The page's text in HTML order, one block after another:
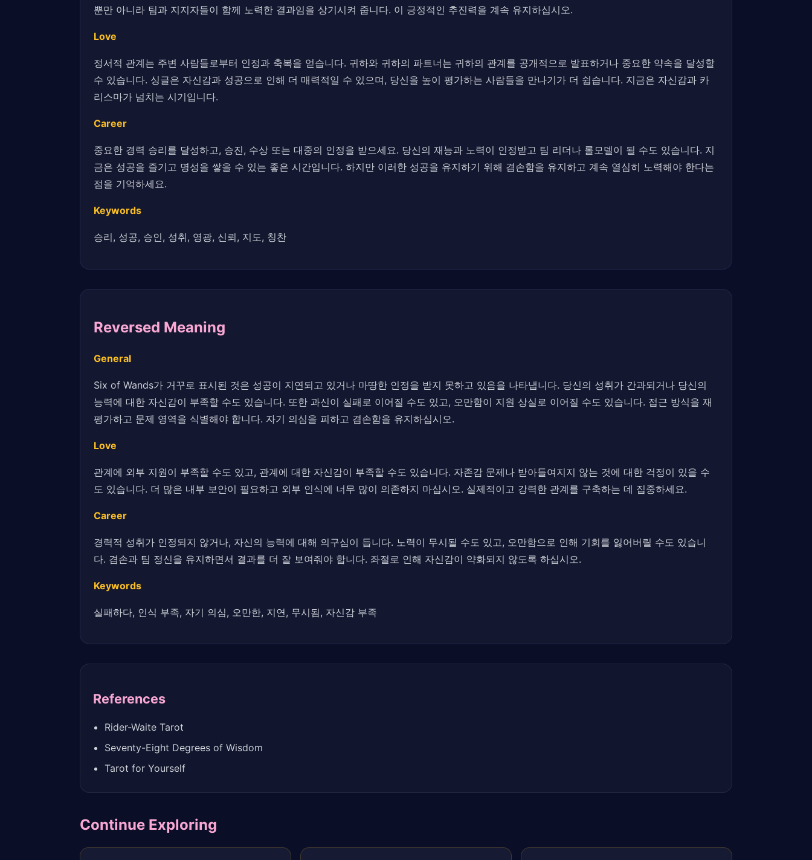
뿐만 아니라 팀과 지지자들이 함께 노력한 결과임을 상기시켜 줍니다. 이 긍정적인 추진력을 계속 유지하십시오.
Love
정서적 관계는 주변 사람들로부터 인정과 축복을 얻습니다. 귀하와 귀하의 파트너는 귀하의 관계를 공개적으로 발표하거나 중요한 약속을 달성할
수 있습니다. 싱글은 자신감과 성공으로 인해 더 매력적일 수 있으며, 당신을 높이 평가하는 사람들을 만나기가 더 쉽습니다. 지금은 자신감과 카
리스마가 넘치는 시기입니다.
Career
중요한 경력 승리를 달성하고, 승진, 수상 또는 대중의 인정을 받으세요. 당신의 재능과 노력이 인정받고 팀 리더나 롤모델이 될 수도 있습니다. 지
금은 성공을 즐기고 명성을 쌓을 수 있는 좋은 시간입니다. 하지만 이러한 성공을 유지하기 위해 겸손함을 유지하고 계속 열심히 노력해야 한다는
점을 기억하세요.
Keywords
승리, 성공, 승인, 성취, 영광, 신뢰, 지도, 칭찬
Reversed Meaning
General
Six of Wands가 거꾸로 표시된 것은 성공이 지연되고 있거나 마땅한 인정을 받지 못하고 있음을 나타냅니다. 당신의 성취가 간과되거나 당신의
능력에 대한 자신감이 부족할 수도 있습니다. 또한 과신이 실패로 이어질 수도 있고, 오만함이 지원 상실로 이어질 수도 있습니다. 접근 방식을 재
평가하고 문제 영역을 식별해야 합니다. 자기 의심을 피하고 겸손함을 유지하십시오.
Love
관계에 외부 지원이 부족할 수도 있고, 관계에 대한 자신감이 부족할 수도 있습니다. 자존감 문제나 받아들여지지 않는 것에 대한 걱정이 있을 수
도 있습니다. 더 많은 내부 보안이 필요하고 외부 인식에 너무 많이 의존하지 마십시오. 실제적이고 강력한 관계를 구축하는 데 집중하세요.
Career
경력적 성취가 인정되지 않거나, 자신의 능력에 대해 의구심이 듭니다. 노력이 무시될 수도 있고, 오만함으로 인해 기회를 잃어버릴 수도 있습니
다. 겸손과 팀 정신을 유지하면서 결과를 더 잘 보여줘야 합니다. 좌절로 인해 자신감이 약화되지 않도록 하십시오.
Keywords
실패하다, 인식 부족, 자기 의심, 오만한, 지연, 무시됨, 자신감 부족
References
Rider-Waite Tarot
Seventy-Eight Degrees of Wisdom
Tarot for Yourself
Continue Exploring